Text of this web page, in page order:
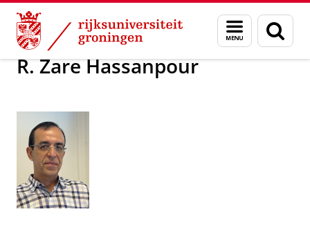
Skip
Content
Skip
Navigation
Menu
en
zoeken
Over ons R. Zare Hassanpour
R. Zare Hassanpour